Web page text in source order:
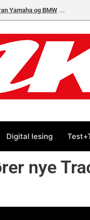
Yamaha og BMW
Digital lesing
nye